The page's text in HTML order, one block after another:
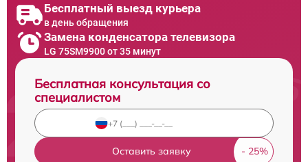
Бесплатный выезд курьера
в день обращения
Замена конденсатора телевизора
LG 75SM9900 от 35 минут
Бесплатная консультация со
специалистом
Оставить заявку